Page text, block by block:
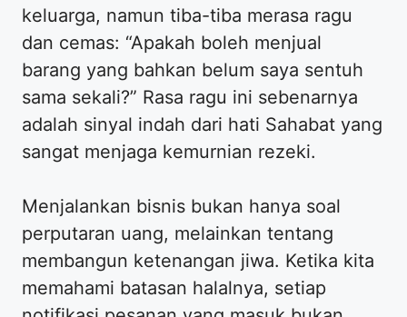
keluarga, namun tiba-tiba merasa ragu
dan cemas: “Apakah boleh menjual
barang yang bahkan belum saya sentuh
sama sekali?” Rasa ragu ini sebenarnya
adalah sinyal indah dari hati Sahabat yang
sangat menjaga kemurnian rezeki.
Menjalankan bisnis bukan hanya soal
perputaran uang, melainkan tentang
membangun ketenangan jiwa. Ketika kita
memahami batasan halalnya, setiap